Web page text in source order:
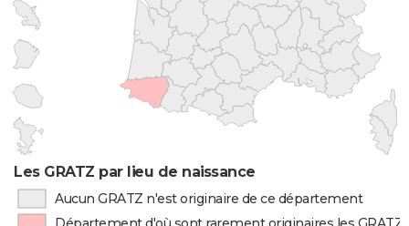
Les GRATZ par lieu de naissance
Aucun GRATZ n'est originaire de ce département